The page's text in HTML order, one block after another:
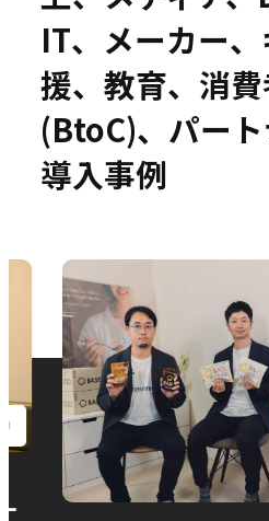
セミナー
お役立ち情報
IT、メーカー
援、教育、消
(BtoC)、パー
導入事例